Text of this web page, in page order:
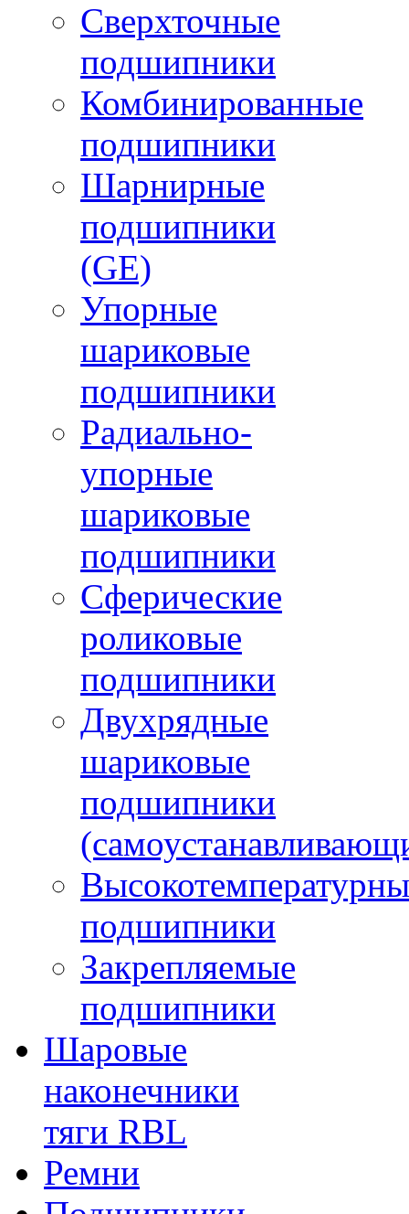
Сверхточные
подшипники
Комбинированные
подшипники
Шарнирные
подшипники
(GE)
Упорные
шариковые
подшипники
Радиально-
упорные
шариковые
подшипники
Сферические
роликовые
подшипники
Двухрядные
шариковые
подшипники
подшипники
Закрепляемые
подшипники
Шаровые
наконечники
тяги RBL
Ремни